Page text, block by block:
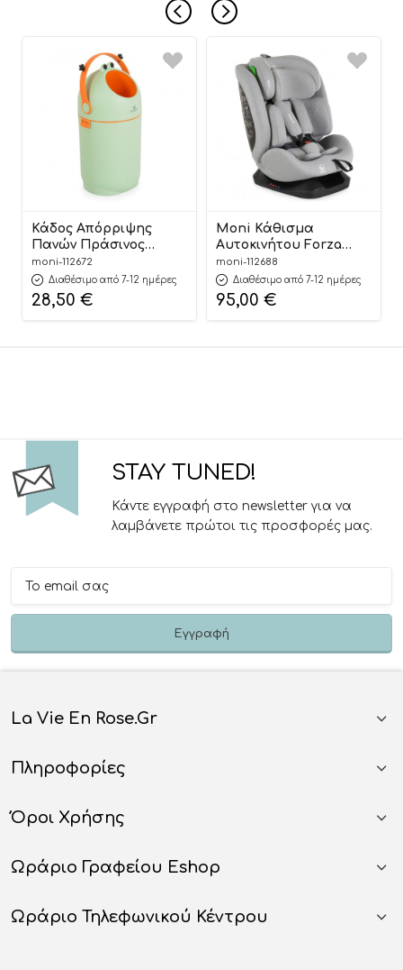
Κάδος Απόρριψης
Πανών Πράσινος
Nubbi Green Hygiene
Basket 3800146273279 –
Cangaroo
moni-112672
Διαθέσιμο από 7-12 ημέρες
28,50 €
Moni Κάθισμα
Αυτοκινήτου Forza
Dark Grey 40-150cm
3801005153725
moni-112688
Διαθέσιμο από 7-12 ημέρες
95,00 €
STAY TUNED!
Κάντε εγγραφή στο newsletter για να
λαμβάνετε πρώτοι τις προσφορές μας.
La Vie En Rose.gr
Πληροφορίες
Όροι Χρήσης
Ωράριο Γραφείου Eshop
Ωράριο Τηλεφωνικού Κέντρου